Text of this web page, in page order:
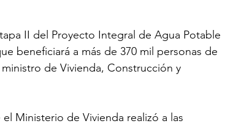
II del Proyecto Integral de Agua Potable
beneficiará a más de 370 mil personas de
de Vivienda, Construcción y
Ministerio de Vivienda realizó a las